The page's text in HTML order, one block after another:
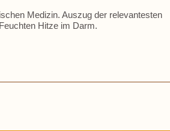
Medizin. Auszug der relevantesten
Hitze im Darm.